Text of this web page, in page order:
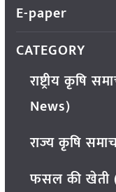
E-paper
CATEGORY
राष्ट्रीय कृषि
News)
राज्य कृषि
फसल की खेती